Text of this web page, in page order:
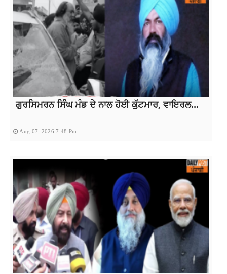
ਗੁਰਸਿਮਰਨ ਸਿੰਘ ਮੰਡ ਦੇ ਨਾਲ ਹੋਈ ਕੁੱਟਮਾਰ, ਵਾਇਰਲ...
Aug 07, 2026 7:48 Pm